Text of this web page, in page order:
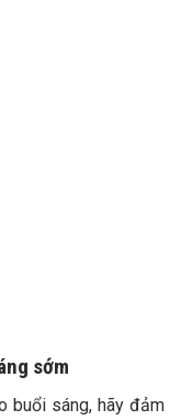
sớm
buổi sáng, hãy đảm